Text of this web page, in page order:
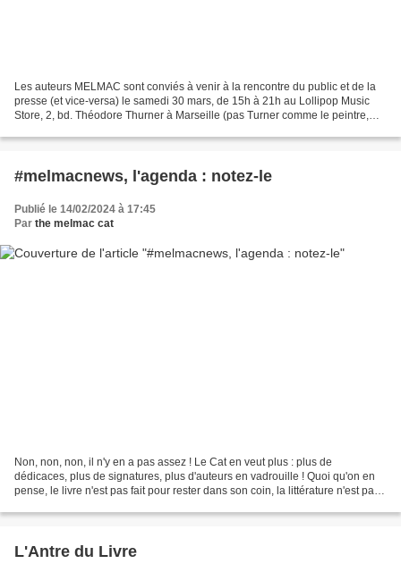
Les auteurs MELMAC sont conviés à venir à la rencontre du public et de la
presse (et vice-versa) le samedi 30 mars, de 15h à 21h au Lollipop Music
Store, 2, bd. Théodore Thurner à Marseille (pas Turner comme le peintre,
#melmacnews, l'agenda : notez-le
Publié le 14/02/2024 à 17:45
Par the melmac cat
Non, non, non, il n'y en a pas assez ! Le Cat en veut plus : plus de
dédicaces, plus de signatures, plus d'auteurs en vadrouille ! Quoi qu'on en
pense, le livre n'est pas fait pour rester dans son coin, la littérature n'est pas
L'Antre du Livre